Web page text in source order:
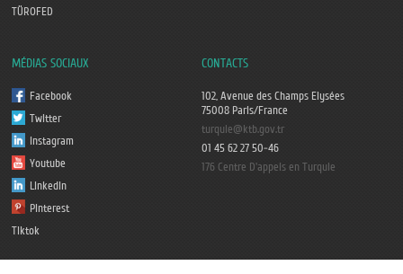
TÜROFED
MÉDIAS SOCIAUX
Facebook
Twitter
Instagram
Youtube
Linkedin
Pinterest
Tiktok
CONTACTS
102, Avenue des Champs Elysées
75008 Paris/France
turquie@ktb.gov.tr
01 45 62 27 50-46
176 Centre D'appels en Turquie